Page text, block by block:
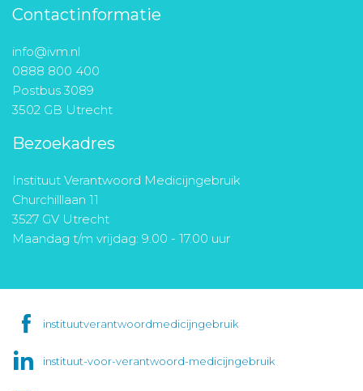
Contactinformatie
info@ivm.nl
0888 800 400
Postbus 3089
3502 GB Utrecht
Bezoekadres
Instituut Verantwoord Medicijngebruik
Churchilllaan 11
3527 GV Utrecht
Maandag t/m vrijdag: 9.00 - 17.00 uur
instituutverantwoordmedicijngebruik
instituut-voor-verantwoord-medicijngebruik